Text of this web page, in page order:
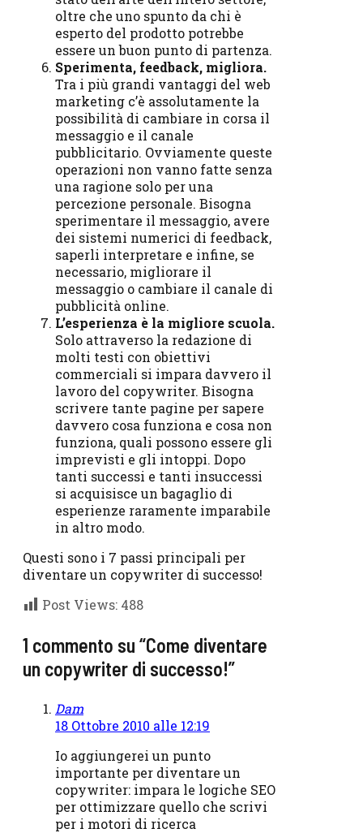
oltre che uno spunto da chi è
esperto del prodotto potrebbe
essere un buon punto di partenza.
Sperimenta, feedback, migliora.
Tra i più grandi vantaggi del web
marketing c’è assolutamente la
possibilità di cambiare in corsa il
messaggio e il canale
pubblicitario. Ovviamente queste
operazioni non vanno fatte senza
una ragione solo per una
percezione personale. Bisogna
sperimentare il messaggio, avere
dei sistemi numerici di feedback,
saperli interpretare e infine, se
necessario, migliorare il
messaggio o cambiare il canale di
pubblicità online.
L’esperienza è la migliore scuola.
Solo attraverso la redazione di
molti testi con obiettivi
commerciali si impara davvero il
lavoro del copywriter. Bisogna
scrivere tante pagine per sapere
davvero cosa funziona e cosa non
funziona, quali possono essere gli
imprevisti e gli intoppi. Dopo
tanti successi e tanti insuccessi
si acquisisce un bagaglio di
esperienze raramente imparabile
in altro modo.
Questi sono i 7 passi principali per
diventare un copywriter di successo!
Post Views: 488
1 commento su “Come diventare
un copywriter di successo!”
Dam
18 Ottobre 2010 alle 12:19
Io aggiungerei un punto
importante per diventare un
copywriter: impara le logiche SEO
per ottimizzare quello che scrivi
per i motori di ricerca